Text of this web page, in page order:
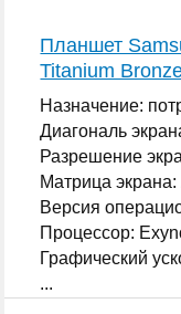
Планшет
Titanium
Назначение:
Диагональ
Разрешение
Матрица
Версия
Процессор:
Графический
...